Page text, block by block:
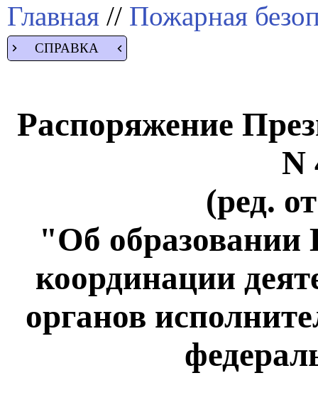
Главная // Пожарная
СПРАВКА
Распоряжение
N
(ред.
"Об образовании
координации
органов